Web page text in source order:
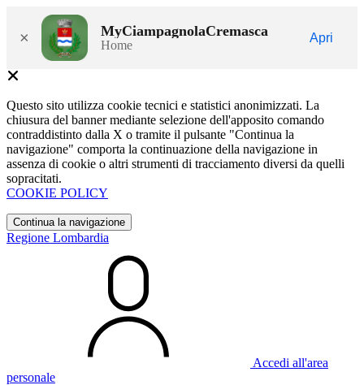
× MyCiampagnolaCremasca
Home
Apri
Questo sito utilizza cookie tecnici e statistici anonimizzati. La
chiusura del banner mediante selezione dell'apposito comando
contraddistinto dalla X o tramite il pulsante "Continua la
navigazione" comporta la continuazione della navigazione in
assenza di cookie o altri strumenti di tracciamento diversi da quelli
sopracitati.
COOKIE POLICY
Continua la navigazione
Regione Lombardia
Accedi all'area
personale